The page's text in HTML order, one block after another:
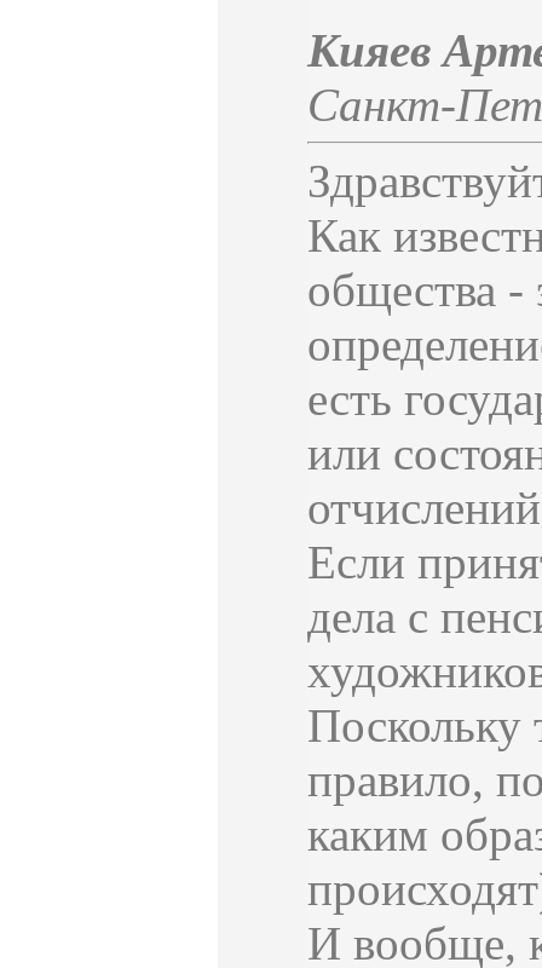
Кияев
Санкт-
Как
общества -
есть
или
Если
дела с
Поскольку
правило,
каким
И вообще,